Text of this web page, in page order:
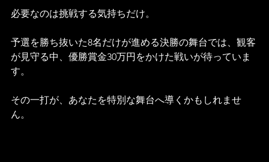
必要なのは挑戦する気持ちだけ。
予選を勝ち抜いた8名だけが進める決勝の舞台では、観客
が見守る中、優勝賞金30万円をかけた戦いが待っていま
す。
その一打が、あなたを特別な舞台へ導くかもしれませ
ん。